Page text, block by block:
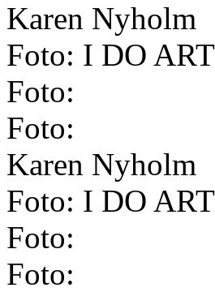
Karen Nyholm
Foto: I DO
Foto:
Foto:
Karen Nyholm
Foto: I DO
Foto:
Foto: